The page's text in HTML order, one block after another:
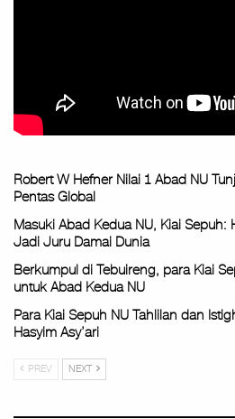
Robert W Hefner Nilai 1 Abad NU
Pentas Global
Masuki Abad Kedua NU, Kiai Sepuh:
Jadi Juru Damai Dunia
Berkumpul di Tebuireng, para Kiai
untuk Abad Kedua NU
Para Kiai Sepuh NU Tahlilan dan
Hasyim Asy’ari
PREV NEXT